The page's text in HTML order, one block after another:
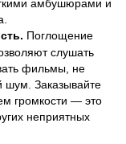
амбушюрами и
Поглощение
слушать
фильмы, не
шум. Заказывайте
громкости — это
неприятных